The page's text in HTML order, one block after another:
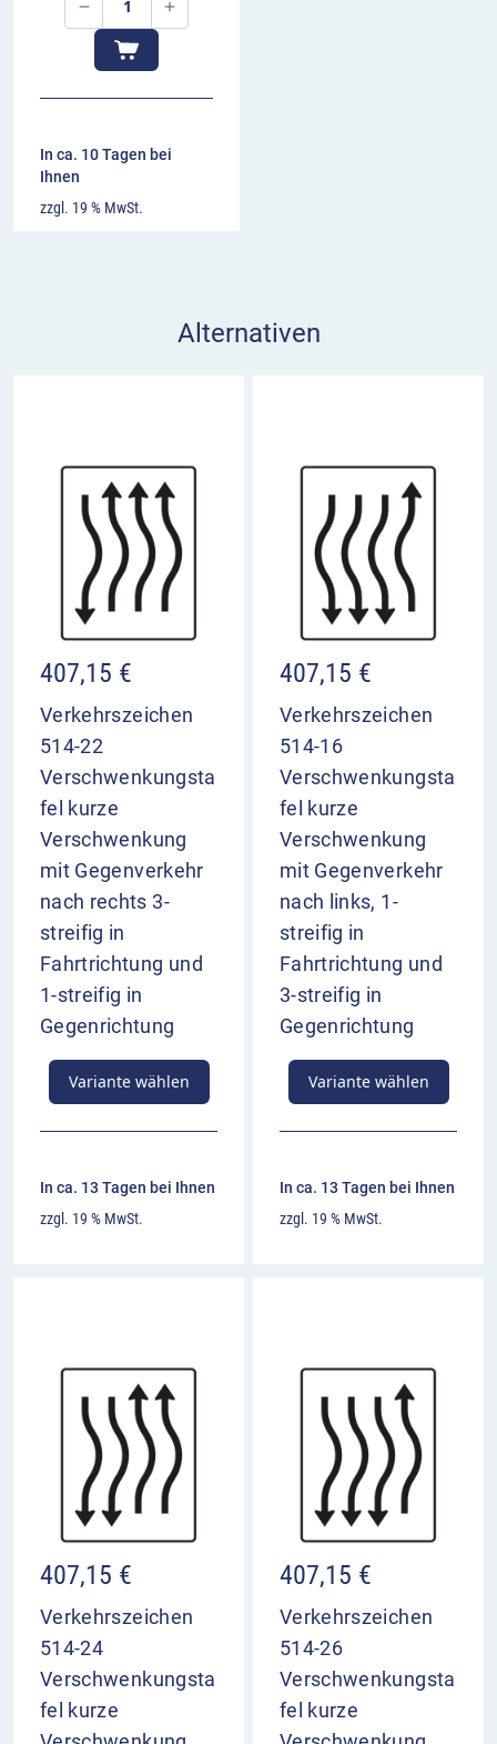
In ca. 10 Tagen bei
Ihnen
zzgl. 19 % MwSt.
Alternativen
407,15 €
Verkehrszeichen
514-22
Verschwenkungsta
fel kurze
Verschwenkung
mit Gegenverkehr
nach rechts 3-
streifig in
Fahrtrichtung und
1-streifig in
Gegenrichtung
Variante wählen
In ca. 13 Tagen bei Ihnen
zzgl. 19 % MwSt.
407,15 €
Verkehrszeichen
514-16
Verschwenkungsta
fel kurze
Verschwenkung
mit Gegenverkehr
nach links, 1-
streifig in
Fahrtrichtung und
3-streifig in
Gegenrichtung
Variante wählen
In ca. 13 Tagen bei Ihnen
zzgl. 19 % MwSt.
407,15 €
Verkehrszeichen
514-24
Verschwenkungsta
fel kurze
407,15 €
Verkehrszeichen
514-26
Verschwenkungsta
fel kurze